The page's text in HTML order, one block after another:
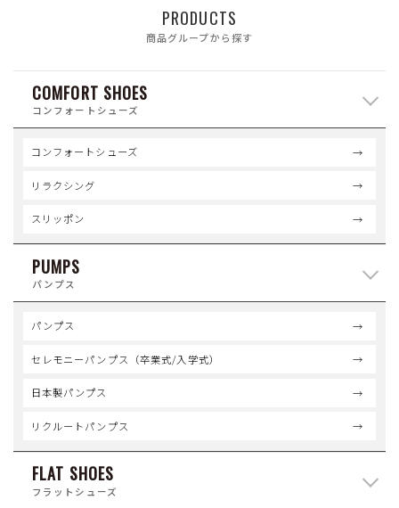
PRODUCTS
商品グループから探す
COMFORT SHOES
コンフォートシューズ
コンフォートシューズ
リラクシング
スリッポン
PUMPS
パンプス
パンプス
セレモニーパンプス（卒業式/入学式）
日本製パンプス
リクルートパンプス
FLAT SHOES
フラットシューズ